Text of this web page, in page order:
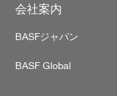
Footer
会社案内
BASFジャパン
BASF Global